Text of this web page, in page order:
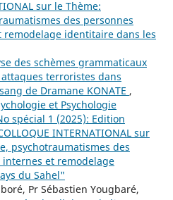
sur le Thème:
des personnes
remodelage identitaire dans les
des schèmes grammaticaux
terroristes dans
de Dramane KONATE ,
et Psychologie
spécial 1 (2025): Edition
INTERNATIONAL sur
psychotraumatismes des
internes et remodelage
du Sahel"
Pr Sébastien Yougbaré,